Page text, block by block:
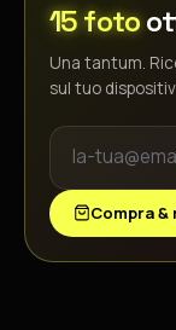
15 foto
Una tantum.
sul tuo
Compra